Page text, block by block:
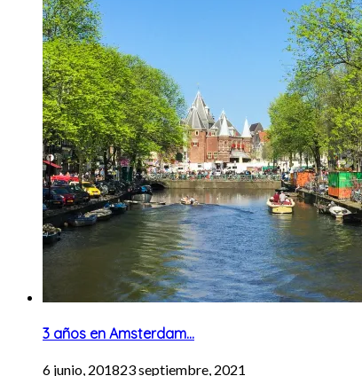
3 años en Amsterdam…
6 junio, 201823 septiembre, 2021